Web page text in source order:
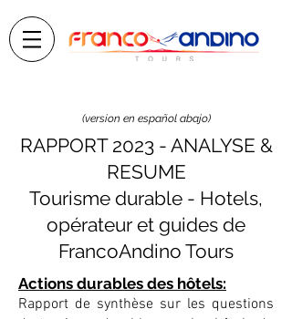
(version en español abajo)
RAPPORT 2023 - ANALYSE &
RESUME
Tourisme durable - Hotels,
opérateur et guides de
FrancoAndino Tours
Actions durables des hôtels:
Rapport de synthèse sur les questions